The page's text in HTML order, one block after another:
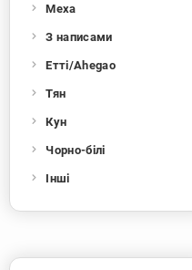
Меха
З написами
Етті/Ahegao
Тян
Кун
Чорно-білі
Інші